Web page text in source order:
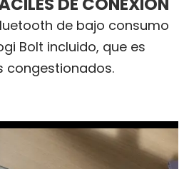
de bajo consumo
Bolt incluido, que es
congestionados.